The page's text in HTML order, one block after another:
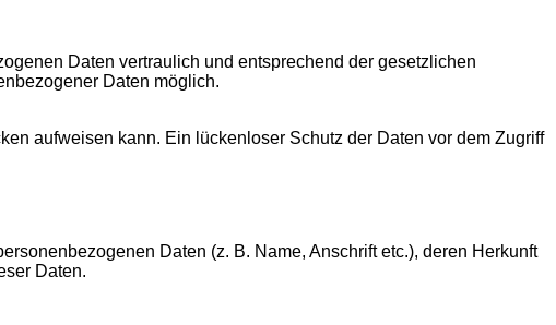
Daten vertraulich und entsprechend der gesetzlichen
Daten möglich.
aufweisen kann. Ein lückenloser Schutz der Daten vor dem Zugriff
Daten (z. B. Name, Anschrift etc.), deren Herkunft
Daten.